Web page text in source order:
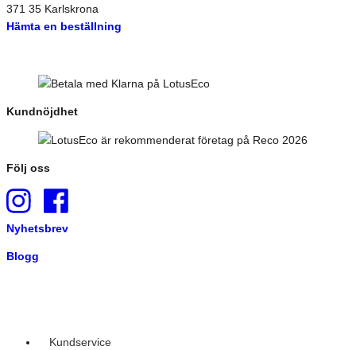
371 35 Karlskrona
Hämta en beställning
Kundnöjdhet
Följ oss
Nyhetsbrev
Blogg
Kundservice